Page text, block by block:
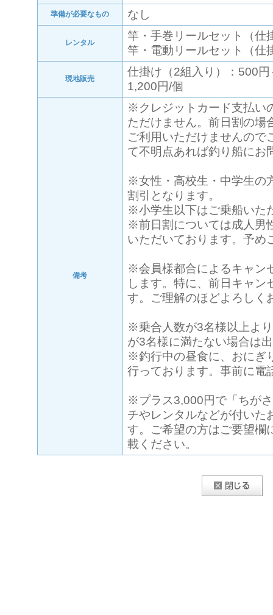
準備が必要なもの なし
レンタル
竿・手巻リールセット（仕
竿・電動リールセット（仕
現地販売
仕掛け（2組入り）：500
1,200円/個
備考
※クレジットカード支払い
ただけません。前日割の場
ご利用いただけませんので
て不明点あれば釣り船にお
※女性・高校生・中学生の
割引となります。
※小学生以下はご乗船いた
※前日割については成人男
いただいております。予め
※会員様都合によるキャン
します。特に、前日キャン
す。ご理解のほどよろしく
※乗合人数が3名様以上よ
が3名様に満たない場合は
※釣行中の昼食に、おにぎ
行っております。事前に電
※プラス3,000円で「ちが
チやレンタルなどが付いた
す。ご希望の方はご要望欄
載ください。